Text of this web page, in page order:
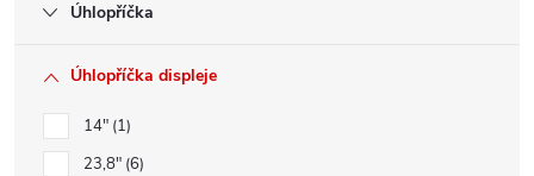
Úhlopříčka
Úhlopříčka displeje
14" 1
23,8" 6